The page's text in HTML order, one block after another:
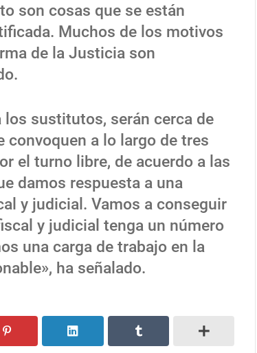
son cosas que se están
Muchos de los motivos
de la Justicia son
sustitutos, serán cerca de
convoquen a lo largo de tres
el turno libre, de acuerdo a las
damos respuesta a una
y judicial. Vamos a conseguir
y judicial tenga un número
una carga de trabajo en la
ha señalado.